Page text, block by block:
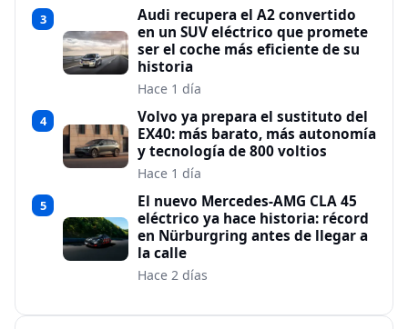
3
Audi recupera el A2 convertido
en un SUV eléctrico que promete
ser el coche más eficiente de su
historia
Hace 1 día
4
Volvo ya prepara el sustituto del
EX40: más barato, más autonomía
y tecnología de 800 voltios
Hace 1 día
5
El nuevo Mercedes-AMG CLA 45
eléctrico ya hace historia: récord
en Nürburgring antes de llegar a
la calle
Hace 2 días